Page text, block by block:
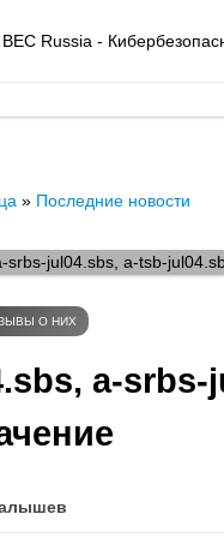
BEC Russia -
» Последние новости
О НИХ
a-